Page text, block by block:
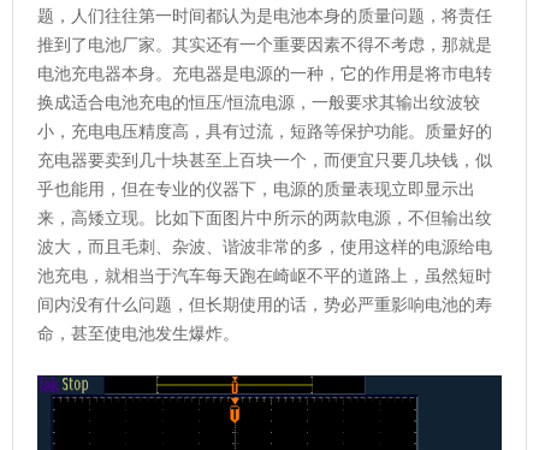
题，人们往往第一时间都认为是电池本身的质量问题，将责任
推到了电池厂家。其实还有一个重要因素不得不考虑，那就是
电池充电器本身。充电器是电源的一种，它的作用是将市电转
换成适合电池充电的恒压/恒流电源，一般要求其输出纹波较
小，充电电压精度高，具有过流，短路等保护功能。质量好的
充电器要卖到几十块甚至上百块一个，而便宜只要几块钱，似
乎也能用，但在专业的仪器下，电源的质量表现立即显示出
来，高矮立现。比如下面图片中所示的两款电源，不但输出纹
波大，而且毛刺、杂波、谐波非常的多，使用这样的电源给电
池充电，就相当于汽车每天跑在崎岖不平的道路上，虽然短时
间内没有什么问题，但长期使用的话，势必严重影响电池的寿
命，甚至使电池发生爆炸。